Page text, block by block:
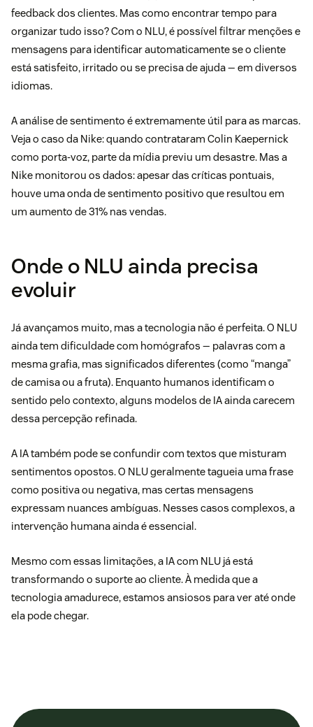
feedback dos clientes. Mas como encontrar tempo para
organizar tudo isso? Com o NLU, é possível filtrar menções e
mensagens para identificar automaticamente se o cliente
está satisfeito, irritado ou se precisa de ajuda — em diversos
idiomas.
A análise de sentimento é extremamente útil para as marcas.
Veja o caso da Nike: quando contrataram Colin Kaepernick
como porta-voz, parte da mídia previu um desastre. Mas a
Nike monitorou os dados: apesar das críticas pontuais,
houve uma onda de sentimento positivo que resultou em
um aumento de 31% nas vendas.
Onde o NLU ainda precisa
evoluir
Já avançamos muito, mas a tecnologia não é perfeita. O NLU
ainda tem dificuldade com homógrafos — palavras com a
mesma grafia, mas significados diferentes (como “manga”
de camisa ou a fruta). Enquanto humanos identificam o
sentido pelo contexto, alguns modelos de IA ainda carecem
dessa percepção refinada.
A IA também pode se confundir com textos que misturam
sentimentos opostos. O NLU geralmente tagueia uma frase
como positiva ou negativa, mas certas mensagens
expressam nuances ambíguas. Nesses casos complexos, a
intervenção humana ainda é essencial.
Mesmo com essas limitações, a IA com NLU já está
transformando o suporte ao cliente. À medida que a
tecnologia amadurece, estamos ansiosos para ver até onde
ela pode chegar.